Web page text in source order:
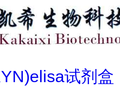
试剂盒